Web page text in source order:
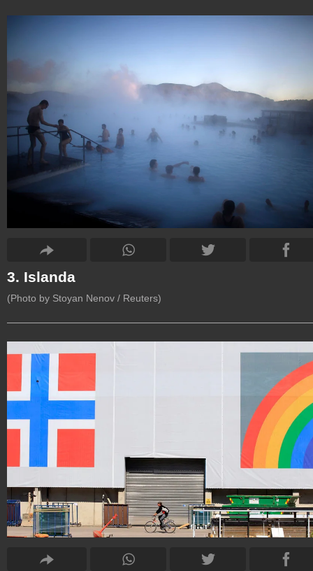
3. Islanda
(Photo by Stoyan Nenov / Reuters)